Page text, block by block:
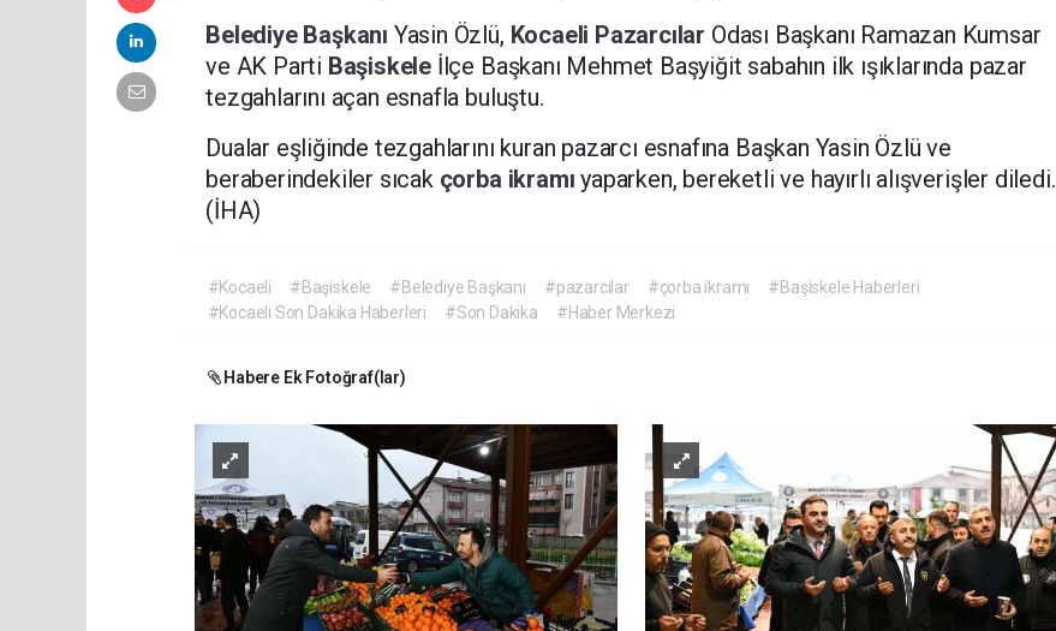
Belediye Başkanı Yasin Özlü, Kocaeli Pazarcılar Odası Başkanı Ramazan Kumsar
ve AK Parti Başiskele İlçe Başkanı Mehmet Başyiğit sabahın ilk ışıklarında pazar
tezgahlarını açan esnafla buluştu.
Dualar eşliğinde tezgahlarını kuran pazarcı esnafına Başkan Yasin Özlü ve
beraberindekiler sıcak çorba ikramıyaparken, bereketli ve hayırlı alışverişler diledi.
(İHA)
#Kocaeli #Başiskele #Belediye Başkanı #pazarcılar #çorba ikramı
#Başiskele Haberleri
#Kocaeli Son Dakika Haberleri
#Son Dakika #Haber Merkezi
Habere Ek Fotoğraf(lar)